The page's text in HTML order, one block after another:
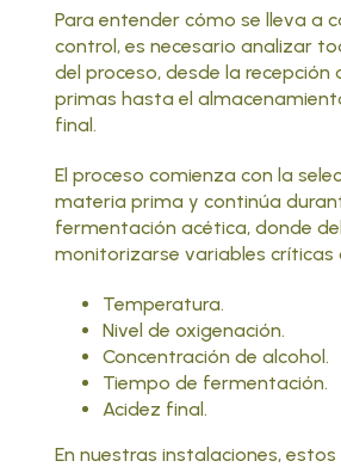
Para entender cómo se lleva a
control, es necesario analizar
del proceso, desde la recepción
primas hasta el
final.
El proceso comienza con la
materia prima y continúa
fermentación acética, donde
monitorizarse variables críticas
Temperatura.
Nivel de oxigenación.
Concentración de alcohol.
Tiempo de fermentación.
Acidez final.
En nuestras instalaciones,